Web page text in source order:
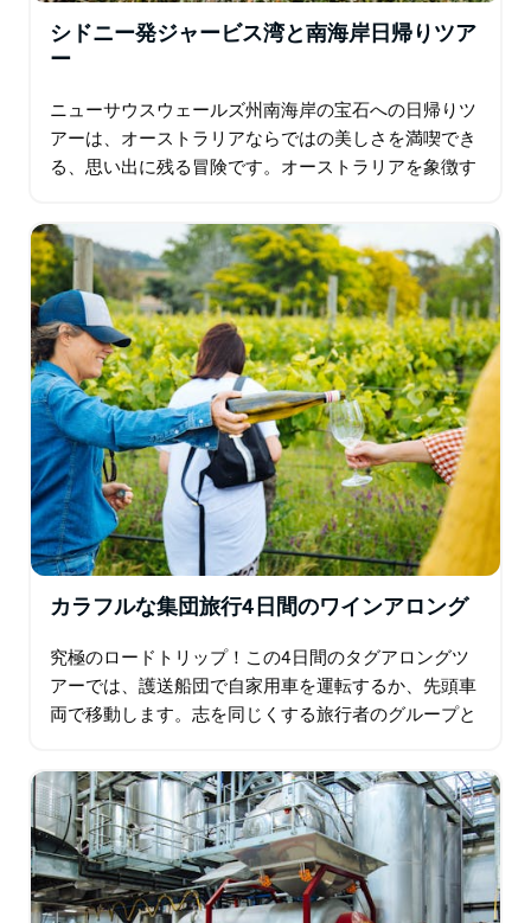
シドニー発ジャービス湾と南海岸日帰りツア
ー
ニューサウスウェールズ州南海岸の宝石への日帰りツ
アーは、オーストラリアならではの美しさを満喫でき
る、思い出に残る冒険です。オーストラリアを象徴す
ラックスまで、シドニーからジャービス湾までの旅
は…
カラフルな集団旅行4日間のワインアロング
究極のロードトリップ！この4日間のタグアロングツ
アーでは、護送船団で自家用車を運転するか、先頭車
両で移動します。志を同じくする旅行者のグループと
のものをお楽しみください。一人ではなく…